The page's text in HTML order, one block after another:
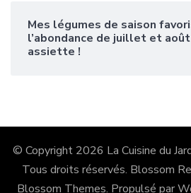
Mes légumes de saison
l’abondance de juillet et
assiette !
© Copyright 2026 La Cuisine du
Tous droits réservés. Blossom
Blossom Themes. Propulsé par